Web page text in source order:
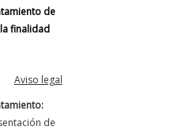
de
finalidad
Aviso legal
de